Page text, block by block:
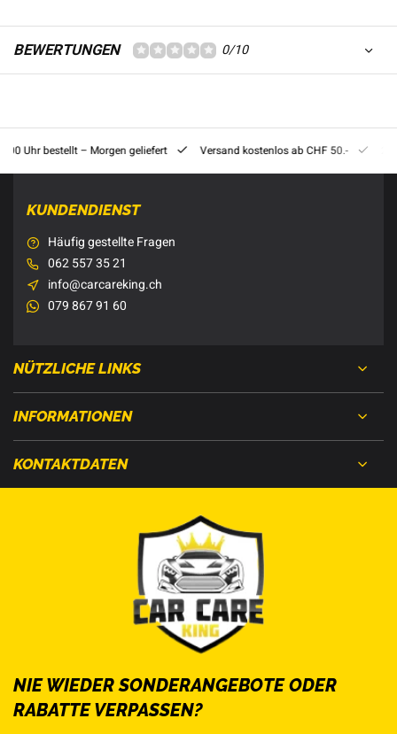
BEWERTUNGEN 0/10
Uhr bestellt – Morgen geliefert Versand kostenlos ab CHF 50.-
KUNDENDIENST
Häufig gestellte Fragen
062 557 35 21
info@carcareking.ch
079 867 91 60
NÜTZLICHE LINKS
INFORMATIONEN
KONTAKTDATEN
NIE WIEDER SONDERANGEBOTE ODER
RABATTE VERPASSEN?